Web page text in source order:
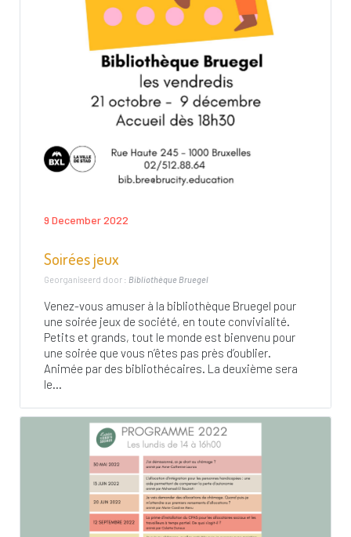
9 December 2022
Soirées jeux
Georganiseerd door : Bibliothèque Bruegel
Venez-vous amuser à la bibliothèque Bruegel pour
une soirée jeux de société, en toute convivialité.
Petits et grands, tout le monde est bienvenu pour
une soirée que vous n’êtes pas près d’oublier.
Animée par des bibliothécaires. La deuxième sera
le...